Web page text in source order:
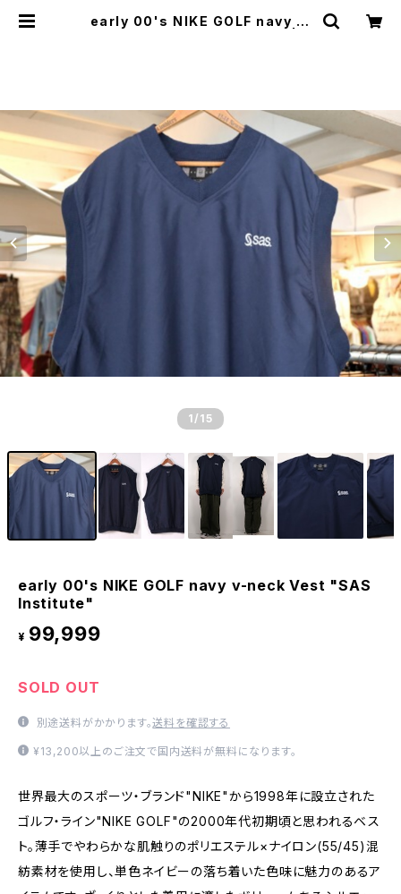
early 00's NIKE GOLF navy v-
1 /15
early 00's NIKE GOLF navy v-neck Vest "SAS
Institute"
¥ 99,999
SOLD OUT
別途送料がかかります。送料を確認する
¥13,200以上のご注文で国内送料が無料になります。
世界最大のスポーツ・ブランド"NIKE"から1998年に設立された
ゴルフ・ライン"NIKE GOLF"の2000年代初期頃と思われるベス
ト。薄手でやわらかな肌触りのポリエステル×ナイロン(55/45)混
紡素材を使用し、単色ネイビーの落ち着いた色味に魅力のあるア